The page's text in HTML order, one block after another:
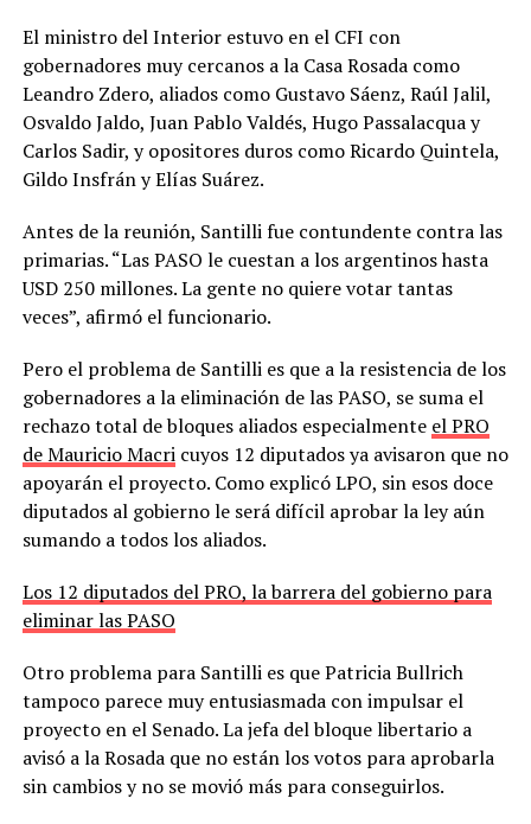
El ministro del Interior estuvo en el CFI con
gobernadores muy cercanos a la Casa Rosada como
Leandro Zdero, aliados como Gustavo Sáenz, Raúl Jalil,
Osvaldo Jaldo, Juan Pablo Valdés, Hugo Passalacqua y
Carlos Sadir, y opositores duros como Ricardo Quintela,
Gildo Insfrán y Elías Suárez.
Antes de la reunión, Santilli fue contundente contra las
primarias. “Las PASO le cuestan a los argentinos hasta
USD 250 millones. La gente no quiere votar tantas
veces”, afirmó el funcionario.
Pero el problema de Santilli es que a la resistencia de los
gobernadores a la eliminación de las PASO, se suma el
rechazo total de bloques aliados especialmente el PRO
de Mauricio Macricuyos 12 diputados ya avisaron que no
apoyarán el proyecto. Como explicó LPO, sin esos doce
diputados al gobierno le será difícil aprobar la ley aún
sumando a todos los aliados.
Los 12 diputados del PRO, la barrera del gobierno para
eliminar las PASO
Otro problema para Santilli es que Patricia Bullrich
tampoco parece muy entusiasmada con impulsar el
proyecto en el Senado. La jefa del bloque libertario a
avisó a la Rosada que no están los votos para aprobarla
sin cambios y no se movió más para conseguirlos.